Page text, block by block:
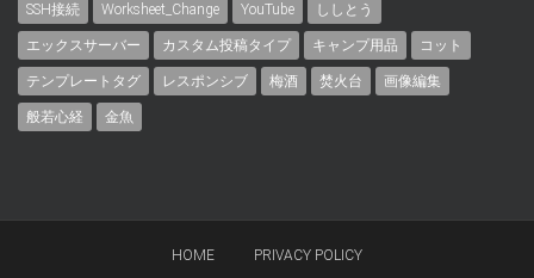
SSH接続 Worksheet_Change YouTube ししとう
エックスサーバー カスタム投稿タイプ キャンプ用品 コット
テンプレートタグ レスポンシブ 梅酒 焚火台 画像編集
般若心経 金魚
HOME PRIVACY POLICY